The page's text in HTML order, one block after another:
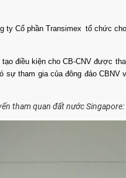
ty Cổ phần Transimex tổ chức
điều kiện cho CB-CNV được
sự tham gia của đông đảo
tham quan đất nước Singapore: